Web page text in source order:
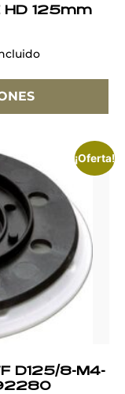
HD 125mm
¡Oferta!
D125/8-M4-